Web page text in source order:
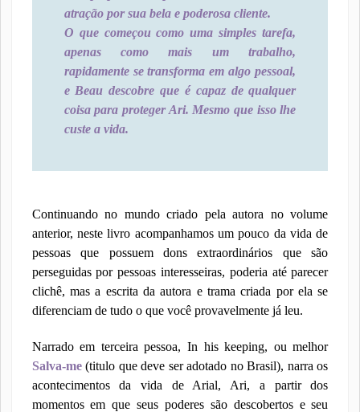
atração por sua bela e poderosa cliente.
O que começou como uma simples tarefa,
apenas como mais um trabalho,
rapidamente se transforma em algo pessoal,
e Beau descobre que é capaz de qualquer
coisa para proteger Ari. Mesmo que isso lhe
custe a vida.
Continuando no mundo criado pela autora no volume
anterior, neste livro acompanhamos um pouco da vida de
pessoas que possuem dons extraordinários que são
perseguidas por pessoas interesseiras, poderia até parecer
clichê, mas a escrita da autora e trama criada por ela se
diferenciam de tudo o que você provavelmente já leu.
Narrado em terceira pessoa, In his keeping, ou melhor
Salva-me(titulo que deve ser adotado no Brasil), narra os
acontecimentos da vida de Arial, Ari, a partir dos
momentos em que seus poderes são descobertos e seu